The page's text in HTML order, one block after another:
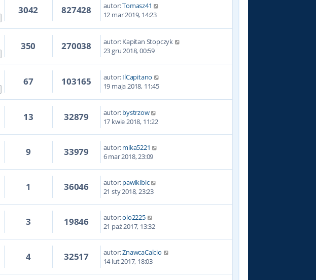
3042 827428 autor:Tomasz41
12 mar 2019, 14:23
350 270038 autor:Kapitan Stopczyk
23 gru 2018, 00:59
67 103165 autor:IlCapitano
19 maja 2018, 11:45
13 32879 autor:bystrzow
17 kwie 2018, 11:22
9 33979 autor:mika5221
6 mar 2018, 23:09
1 36046 autor:pawikibic
21 sty 2018, 23:23
3 19846 autor:olo2225
21 paź 2017, 13:32
4 32517 autor:ZnawcaCalcio
14 lut 2017, 18:03